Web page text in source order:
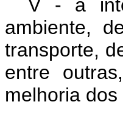
V - a
ambiente,
transporte,
entre
melhoria